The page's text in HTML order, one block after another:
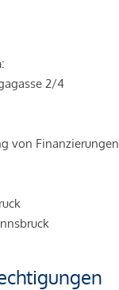
2/4
von Finanzierungen